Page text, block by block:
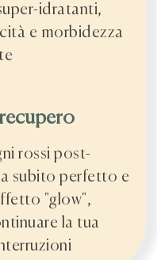
idratanti,
e morbidezza
rossi post-
subito perfetto e
"glow",
la tua